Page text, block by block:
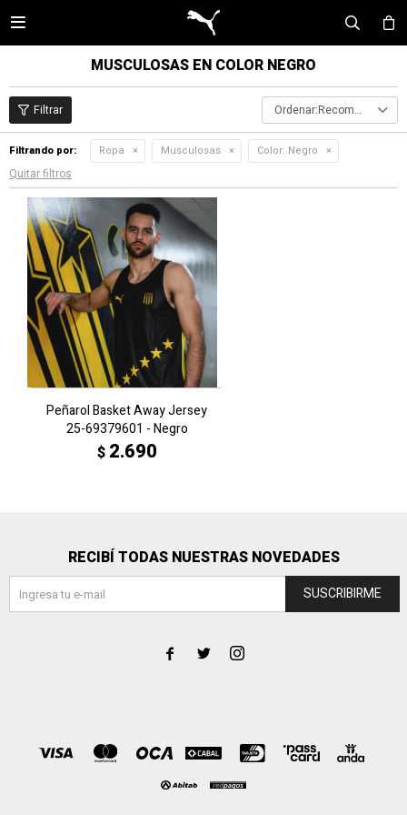

MUSCULOSAS EN COLOR NEGRO
Recomendados
Filtrando por: Ropa Musculosas Color: Negro
Quitar filtros
Peñarol Basket Away Jersey
25-69379601 - Negro
$ 2.690
RECIBÍ TODAS NUESTRAS NOVEDADES
SUSCRIBIRME
  